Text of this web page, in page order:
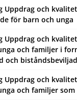
Uppdrag och
för barn och unga
Uppdrag och
och familjer i
och
Uppdrag och
och familjer som